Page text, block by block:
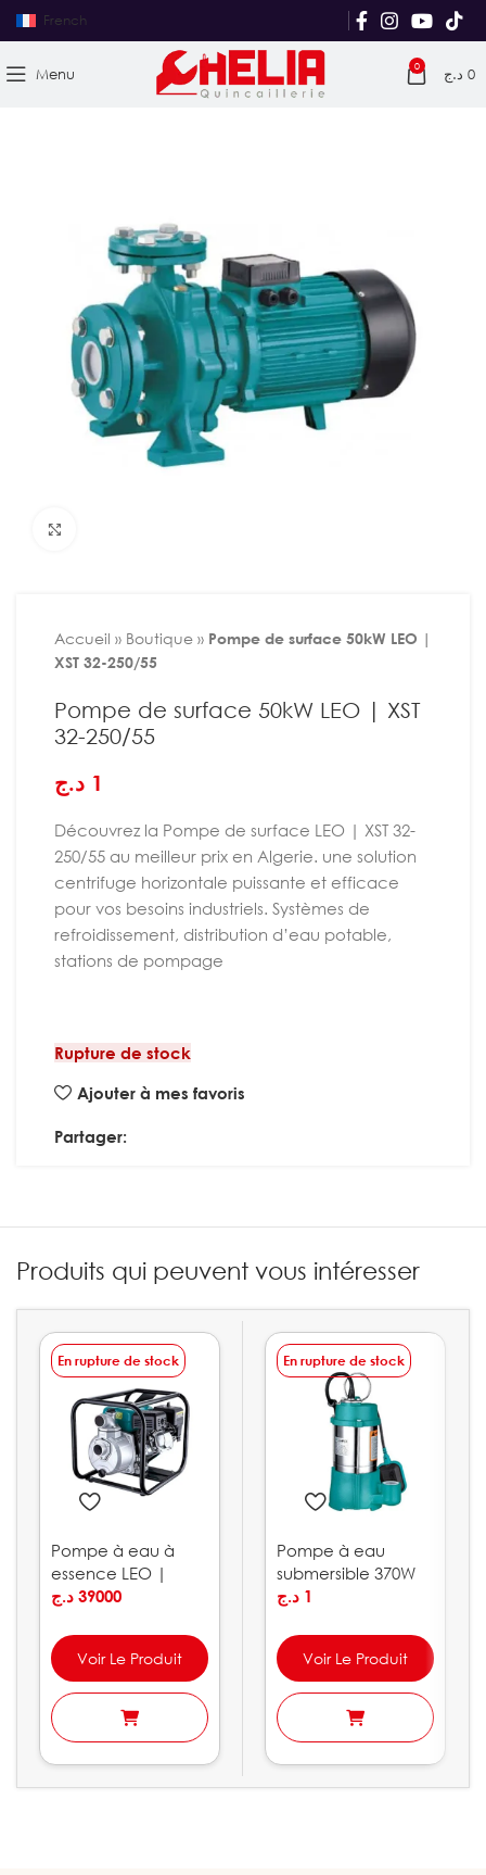
French
Menu 0 0 د.ج
Accueil » Boutique » Pompe de surface 50kW LEO |
XST 32-250/55
Pompe de surface 50kW LEO | XST
32-250/55
1 د.ج
Découvrez la Pompe de surface LEO | XST 32-
250/55 au meilleur prix en Algerie. une solution
centrifuge horizontale puissante et efficace
pour vos besoins industriels. Systèmes de
refroidissement, distribution d’eau potable,
stations de pompage
Rupture de stock
Ajouter à mes favoris
Partager:
Produits qui peuvent vous intéresser
En rupture de stock
Pompe à eau à
essence LEO |
LGP30-C
39000 د.ج
Voir Le Produit
En rupture de stock
Pompe à eau
submersible 370W
5M LEO | SPm37
1 د.ج
Voir Le Produit